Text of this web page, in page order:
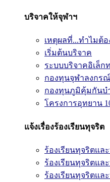
บริจาคให้จุฬาฯ
เหตุผลที่...ทำไมต้
เริ่มต้นบริจาค
ระบบบริจาคอิเล็ก
กองทุนจุฬาลงกร
กองทุนภูมิคุ้มกันบ
โครงการอุทยาน
แจ้งเรื่องร้องเรียนทุจริต
ร้องเรียนทุจริตแล
ร้องเรียนทุจริตแล
ร้องเรียนทุจริตแล